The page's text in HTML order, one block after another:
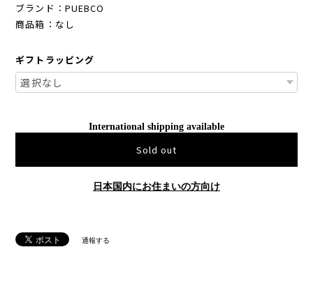
ブランド：PUEBCO
商品箱：なし
ギフトラッピング
International shipping available
Sold out
日本国内にお住まいの方向け
通報する